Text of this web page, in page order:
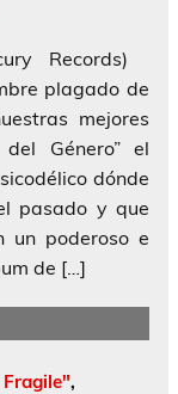
Records)
plagado de
mejores
Género” el
dónde
pasado y que
un poderoso e
de […]
,